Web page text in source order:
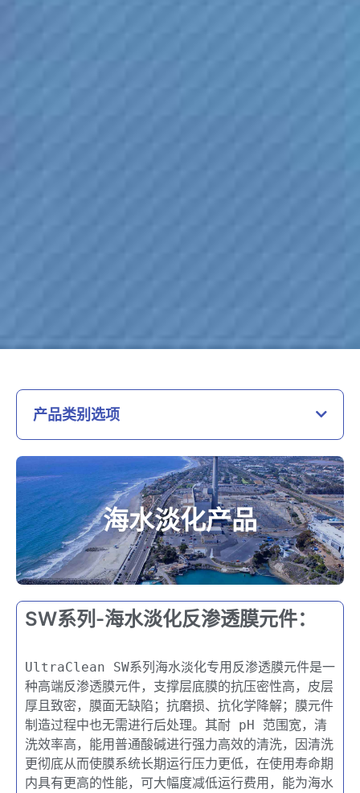
产品类别选项
海水淡化产品
SW系列-海水淡化反渗透膜元件：
UltraClean SW系列海水淡化专用反渗透膜元件是一
种高端反渗透膜元件，支撑层底膜的抗压密性高，皮层
厚且致密，膜面无缺陷；抗磨损、抗化学降解；膜元件
制造过程中也无需进行后处理。其耐 pH 范围宽，清
洗效率高，能用普通酸碱进行强力高效的清洗，因清洗
更彻底从而使膜系统长期运行压力更低，在使用寿命期
内具有更高的性能，可大幅度减低运行费用，能为海水